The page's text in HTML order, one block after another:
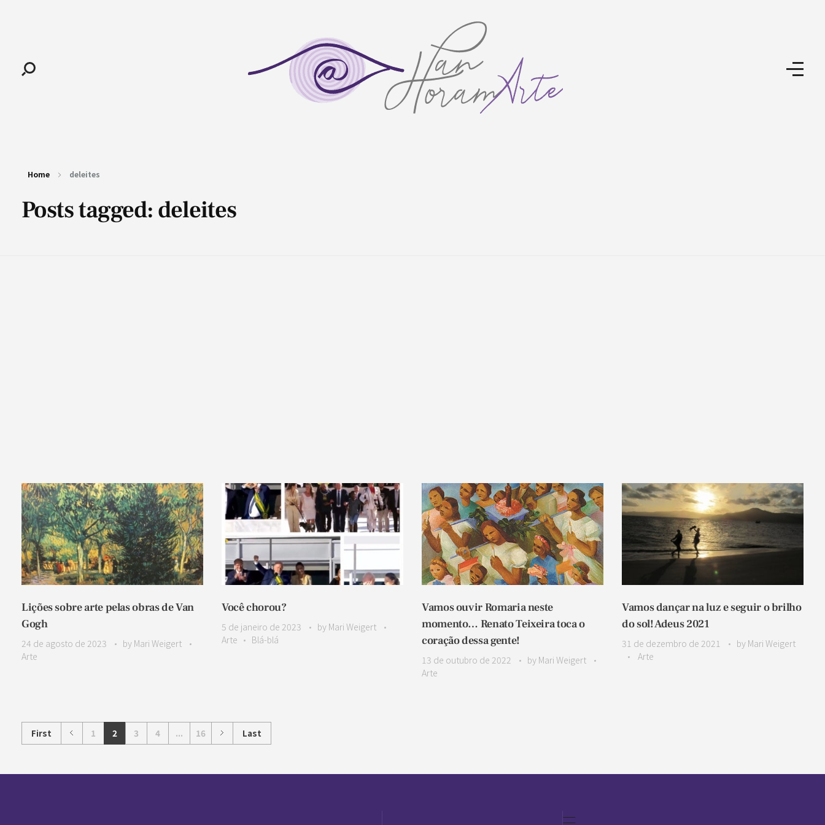
Home deleites
Posts tagged: deleites
Lições sobre arte pelas obras de Van
Gogh
24 de agosto de 2023 by Mari Weigert
Arte
Você chorou?
5 de janeiro de 2023 by Mari Weigert
Arte
Blá-blá
Vamos ouvir Romaria neste
momento… Renato Teixeira toca o
coração dessa gente!
13 de outubro de 2022 by Mari Weigert
Arte
Vamos dançar na luz e seguir o brilho
do sol! Adeus 2021
31 de dezembro de 2021 by Mari Weigert
Arte
First 1 2 3 4 ... 16 Last